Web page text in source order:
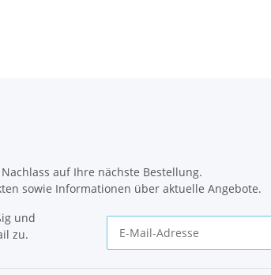
auf Ihre nächste Bestellung.
sowie Informationen über aktuelle Angebote.
und
zu.